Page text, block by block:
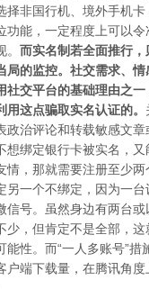
择非国行机、境外手机卡
功能，一定程度上可以令
而实名制若全面推行，
局的监控。社交需求、情
社交平台的基础理由之一
用这点骗取实名认证的。
政治评论和转载敏感文章
想绑定银行卡被实名，又
情，那就需要注册至少两
另一个不绑定，因为一台
信号。虽然身边有两台或
少，但肯定不是全部，这
能性。而“一人多账号”措
户端下载量，在腾讯角度